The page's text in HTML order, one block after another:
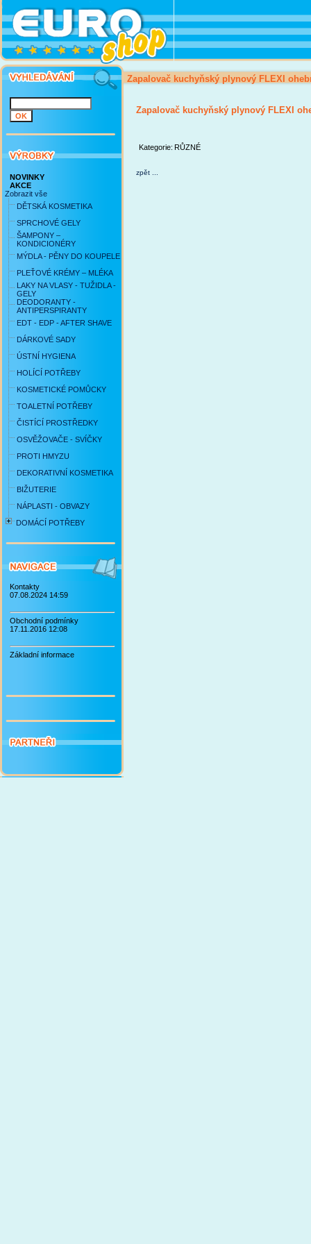
NOVINKY
AKCE
Zobrazit vše
DĚTSKÁ KOSMETIKA
SPRCHOVÉ GELY
ŠAMPONY –
KONDICIONÉRY
MÝDLA - PĚNY DO KOUPELE
PLEŤOVÉ KRÉMY – MLÉKA
LAKY NA VLASY - TUŽIDLA -
GELY
DEODORANTY -
ANTIPERSPIRANTY
EDT - EDP - AFTER SHAVE
DÁRKOVÉ SADY
ÚSTNÍ HYGIENA
HOLÍCÍ POTŘEBY
KOSMETICKÉ POMŮCKY
TOALETNÍ POTŘEBY
ČISTÍCÍ PROSTŘEDKY
OSVĚŽOVAČE - SVÍČKY
PROTI HMYZU
DEKORATIVNÍ KOSMETIKA
BIŽUTERIE
NÁPLASTI - OBVAZY
DOMÁCÍ POTŘEBY
Kontakty
07.08.2024 14:59
Obchodní podmínky
17.11.2016 12:08
Základní informace
Zapalovač kuchyňský plynový FLEXI
Zapalovač kuchyňský plynový FLEXI
Kategorie: RŮZNÉ
zpět ...